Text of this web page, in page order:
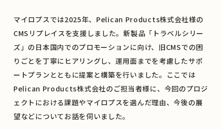
マイロプスでは2025年、Pelican Products株式会社様の
CMSリプレイスを支援しました。新製品「トラベルシリー
ズ」の日本国内でのプロモーションに向け、旧CMSでの困
りごとを丁寧にヒアリングし、運用面までを考慮したサポ
ートプランとともに提案と構築を行いました。ここでは
Pelican Products株式会社のご担当者様に、今回のプロジ
ェクトにおける課題やマイロプスを選んだ理由、今後の展
望などについてお話を伺いました。